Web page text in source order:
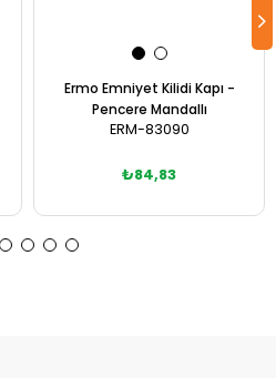
Ermo Emniyet Kilidi Kapı -
Pencere Mandallı
ERM-83090
₺84,83